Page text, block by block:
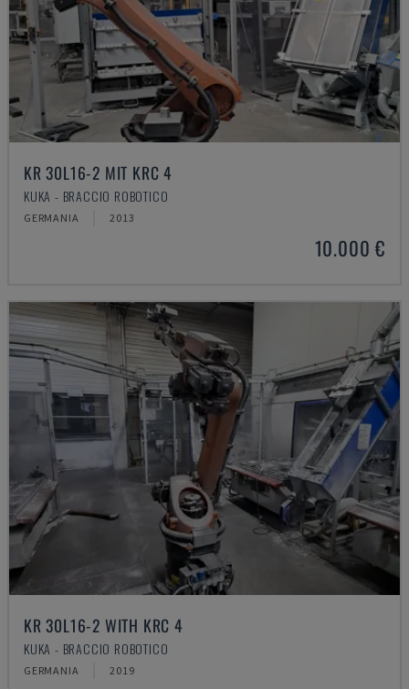
KR 30L16-2 MIT KRC 4
KUKA - BRACCIO ROBOTICO
GERMANIA 2013
10.000 €
KR 30L16-2 WITH KRC 4
KUKA - BRACCIO ROBOTICO
GERMANIA 2019